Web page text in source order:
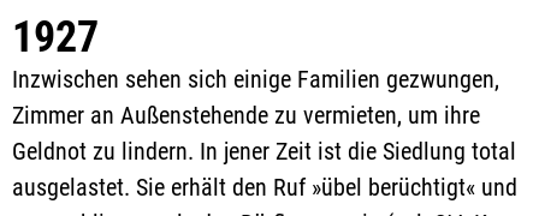
1927
Inzwischen sehen sich einige Familien gezwungen,
Zimmer an Außenstehende zu vermieten, um ihre
Geldnot zu lindern. In jener Zeit ist die Siedlung total
ausgelastet. Sie erhält den Ruf »übel berüchtigt« und